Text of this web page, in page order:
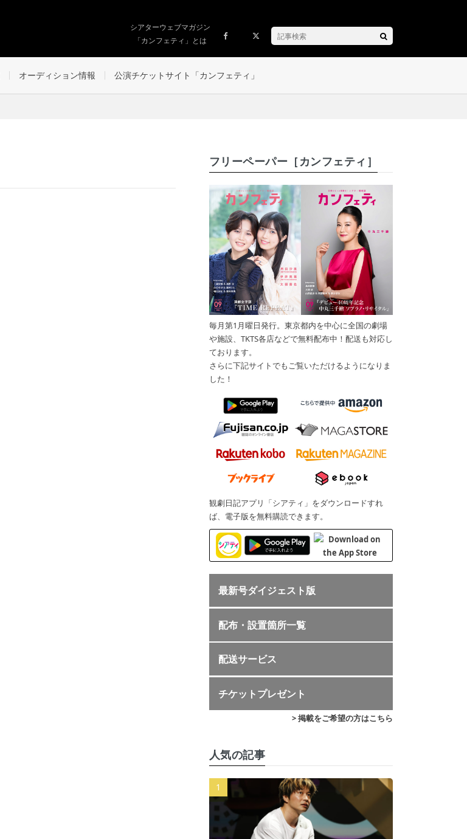
シアターウェブマガジン
「カンフェティ」とは
オーディション情報 公演チケットサイト「カンフェティ」
フリーペーパー［カンフェティ］
毎月第1月曜日発行。東京都内を中心に全国の劇場
や施設、TKTS各店などで無料配布中！配送も対応し
ております。
さらに下記サイトでもご覧いただけるようになりま
した！
観劇日記アプリ「シアティ」をダウンロードすれ
ば、電子版を無料購読できます。
最新号ダイジェスト版
配布・設置箇所一覧
配送サービス
チケットプレゼント
> 掲載をご希望の方はこちら
人気の記事